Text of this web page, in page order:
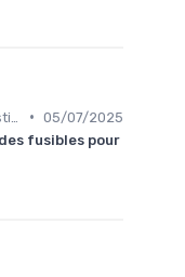
• 05/07/2025
fusibles pour